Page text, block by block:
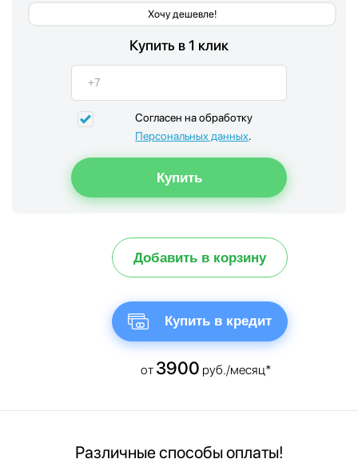
Хочу дешевле!
Купить в 1 клик
Согласен на обработку
Персональных данных.
Добавить в корзину
Купить в кредит
от 3900 руб./месяц*
Различные способы оплаты!